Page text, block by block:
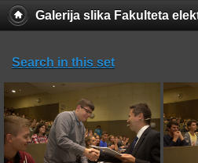
Galerija slika Fakulteta
Search in this set